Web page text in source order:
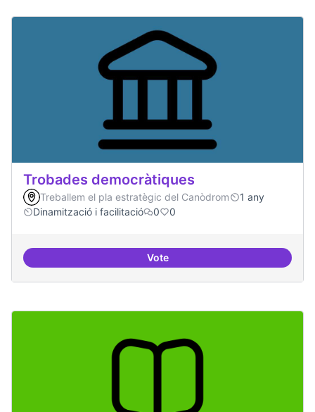
Trobades democràtiques
Treballem el pla estratègic del Canòdrom
1 any
Dinamització i facilitació
0 0
VoteTrobades democràtiques